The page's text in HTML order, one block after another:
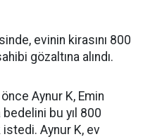
evinin kirasını 800
gözaltına alındı.
Aynur K, Emin
bedelini bu yıl 800
Aynur K, ev